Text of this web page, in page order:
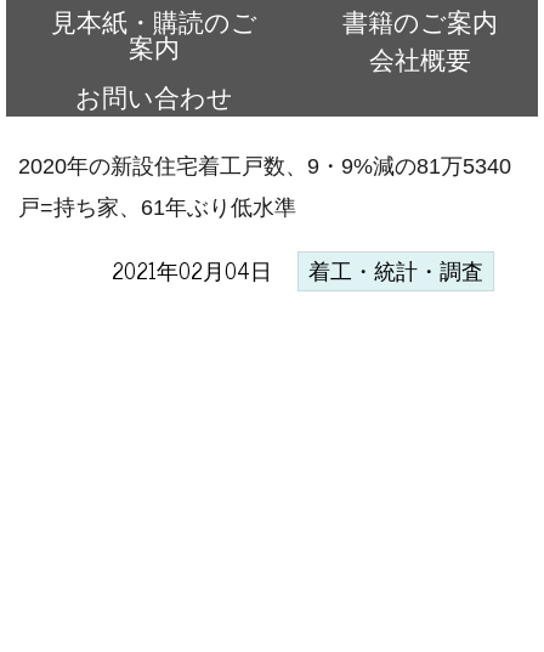
見本紙・購読のご
案内
書籍のご案内
会社概要
お問い合わせ
2020年の新設住宅着工戸数、9・9%減の81万5340
戸=持ち家、61年ぶり低水準
2021年02月04日 着工・統計・調査